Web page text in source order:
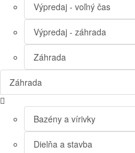
Výpredaj - voľný čas
Výpredaj - záhrada
Záhrada
Záhrada
Bazény a vírivky
Dielňa a stavba